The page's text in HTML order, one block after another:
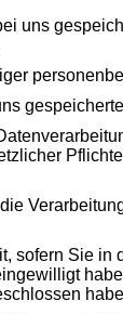
uns
sofern Sie in